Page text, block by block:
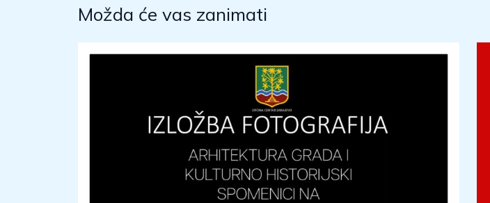
Možda će vas zanimati